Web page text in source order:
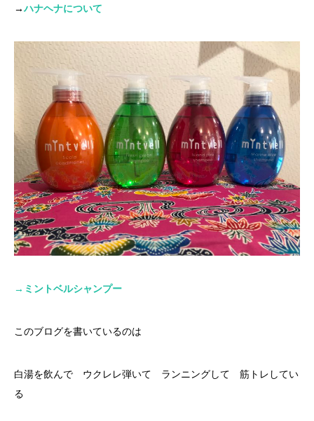
→ハナヘナについて
→ ミントベルシャンプー
このブログを書いているのは
白湯を飲んで ウクレレ弾いて ランニングして 筋トレしてい
る